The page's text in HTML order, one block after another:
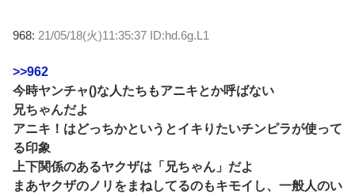
968: 21/05/18(火)11:35:37 ID:hd.6g.L1
>>962
今時ヤンチャ()な人たちもアニキとか呼ばない
兄ちゃんだよ
アニキ！はどっちかというとイキりたいチンピラが使って
る印象
上下関係のあるヤクザは「兄ちゃん」だよ
まあヤクザのノリをまねしてるのもキモイし、一般人のい